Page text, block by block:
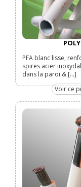
PFA blanc lisse,
spires acier
dans la paroi.& [...]
Voir ce